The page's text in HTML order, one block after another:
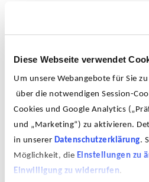
Diese Webseite verwendet
Um unsere Webangebote für Sie
über die notwendigen Session-
Cookies und Google Analytics
und „Marketing“) zu aktivieren.
in unserer Datenschutzerklärung.
Möglichkeit, die Einstellungen zu
Einwilligung zu widerrufen.
Zeichnung und der schaurigen
vielleicht gewaltsamen Szene.
Titel wider, dessen besonderer
Inhaltlich führt dieser Titel –
nicht zum vermeintlich
keinen Verweis etwa auf eine
Vielmehr wirkt die
machenden-Künstlers, die
evoziert, zunächst paradox.
was bleibt dem Menschen ohne
bleibt die Imagination als